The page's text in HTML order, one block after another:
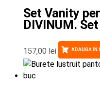
Set Vanity
DIVINUM.
157,00 lei ADAUGA IN